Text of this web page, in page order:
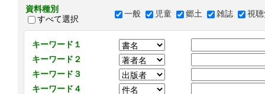
資料種別
すべて選択
一般 児童 郷土 雑誌 視
キーワード１
キーワード２
キーワード３
キーワード４